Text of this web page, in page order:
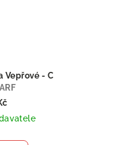
Vepřové - C